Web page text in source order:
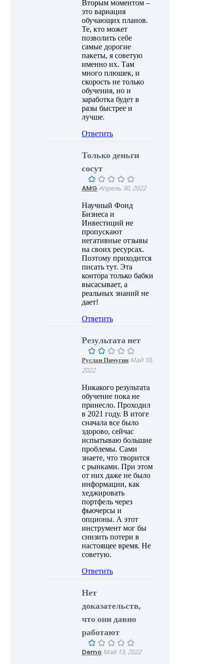
Вторым моментом –
это вариация
обучающих планов.
Те, кто может
позволить себе
самые дорогие
пакеты, я советую
именно их. Там
много плюшек, и
скорость не только
обучения, но и
заработка будет в
разы быстрее и
лучше.
Ответить
Только деньги
сосут
AMG Апрель 30, 2022
Научный Фонд
Бизнеса и
Инвестиций не
пропускают
негативные отзывы
на своих ресурсах.
Поэтому приходится
писать тут. Эта
контора только бабки
высасывает, а
реальных знаний не
дает!
Ответить
Результата нет
Руслан Пичугин Май 10,
2022
Никакого результата
обучение пока не
принесло. Проходил
в 2021 году. В итоге
сначала все было
здорово, сейчас
испытываю большие
проблемы. Сами
знаете, что творится
с рынками. При этом
от них даже не было
информации, как
хеджировать
портфель через
фьючерсы и
опционы. А этот
инструмент мог бы
снизить потери в
настоящее время. Не
советую.
Ответить
Нет
доказательств,
что они давно
работают
Demo Май 13, 2022